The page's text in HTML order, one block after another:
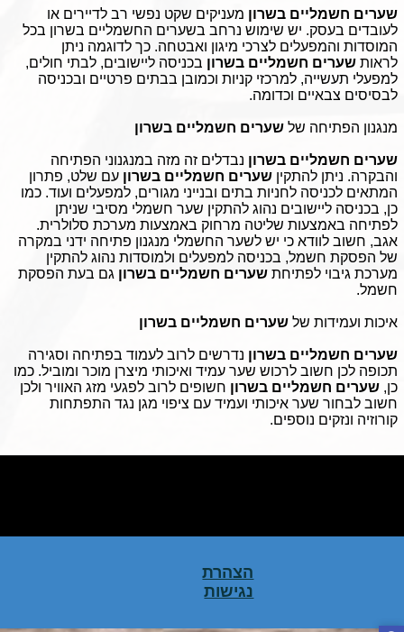
שערים חשמליים בשרון מעניקים שקט נפשי רב לדיירים או
לעובדים בעסק. יש שימוש נרחב בשערים החשמליים בשרון בכל
המוסדות והמפעלים לצרכי מיגון ואבטחה. כך לדוגמה ניתן
לראות שערים חשמליים בשרון בכניסה ליישובים, לבתי חולים,
למפעלי תעשייה, למרכזי קניות וכמובן בבתים פרטיים ובכניסה
לבסיסים צבאיים וכדומה.
מנגנון הפתיחה שלשערים חשמליים בשרון
שערים חשמליים בשרון נבדלים זה מזה במנגנוני הפתיחה
והבקרה. ניתן להתקין שערים חשמליים בשרון עם שלט, פתרון
המתאים לכניסה לחניות בתים ובנייני מגורים, למפעלים ועוד. כמו
כן, בכניסה ליישובים נהוג להתקין שער חשמלי מסיבי שניתן
לפתיחה באמצעות שליטה מרחוק באמצעות מערכת סלולרית.
אגב, חשוב לוודא כי יש לשער החשמלי מנגנון פתיחה ידני במקרה
של הפסקת חשמל, בכניסה למפעלים ולמוסדות נהוג להתקין
מערכת גיבוי לפתיחת שערים חשמליים בשרון גם בעת הפסקת
חשמל.
איכות ועמידות שלשערים חשמליים בשרון
שערים חשמליים בשרון נדרשים לרוב לעמוד בפתיחה וסגירה
תכופה לכן חשוב לרכוש שער עמיד ואיכותי מיצרן מוכר ומוביל. כמו
כן, שערים חשמליים בשרון חשופים לרוב לפגעי מזג האוויר ולכן
חשוב לבחור שער איכותי ועמיד עם ציפוי מגן נגד התפתחות
קורוזיה ונזקים נוספים.
הצהרת
נגישות